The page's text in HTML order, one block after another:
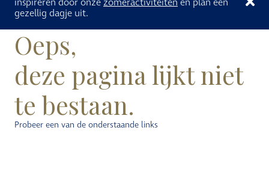
gezellig dagje uit.
Oeps,
deze pagina lijkt niet
te bestaan.
Probeer een van de onderstaande links